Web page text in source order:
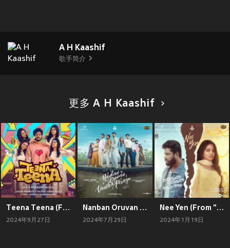
A H Kaashif
歌手简介
更多 A H Kaashif
Teena Teena (From "MM Originals") (Original Soundtrack)
2024年9月27日
Nanban Oruvan Vantha Piragu (Original Motion Picture Soundtrack)
2024年7月29日
Nee Yen (From "Nanban Oruvan Vantha Piragu")
2024年1月19日